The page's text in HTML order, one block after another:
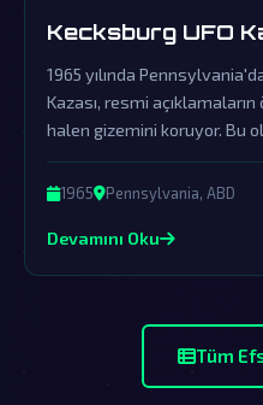
Kecksburg UFO
1965 yılında
Kazası, resmi
halen gizemini koruyor. Bu
varlığına dair önemli
1965 Pennsylvania, ABD
Devamını Oku
Tüm